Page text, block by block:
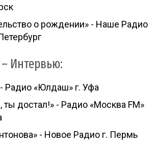
о рождении» - Наше Радио
Интервью:
Радио «Юлдаш» г. Уфа
ты достал!» - Радио «Москва FM»
- Новое Радио г. Пермь